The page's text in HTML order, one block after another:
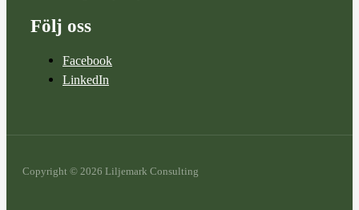
Följ oss
Facebook
LinkedIn
Copyright © 2026 Liljemark Consulting